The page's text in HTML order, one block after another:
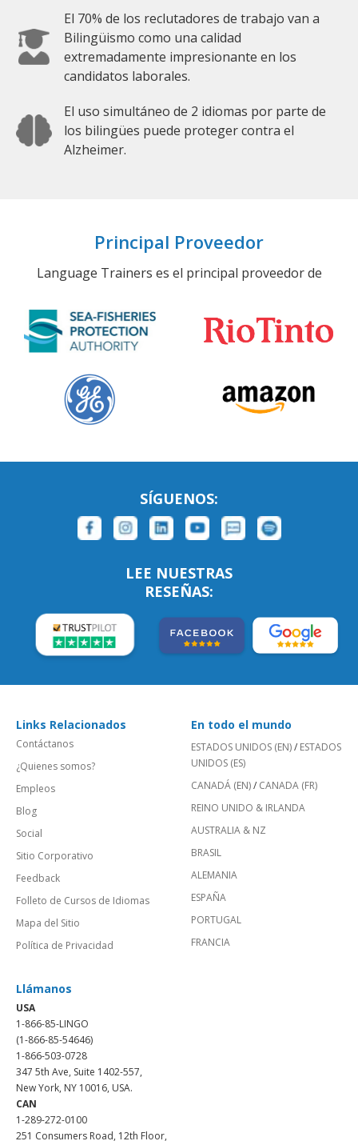
El 70% de los reclutadores de trabajo van a
Bilingüismo como una calidad
extremadamente impresionante en los
candidatos laborales.
El uso simultáneo de 2 idiomas por parte de
los bilingües puede proteger contra el
Alzheimer.
Principal Proveedor
Language Trainers es el principal proveedor de
SÍGUENOS:
LEE NUESTRAS
RESEÑAS:
Links Relacionados
Contáctanos
¿Quienes somos?
Empleos
Blog
Social
Sitio Corporativo
Feedback
Folleto de Cursos de Idiomas
Mapa del Sitio
Política de Privacidad
En todo el mundo
ESTADOS UNIDOS (EN)/ ESTADOS
UNIDOS (ES)
CANADÁ (EN)/ CANADA (FR)
REINO UNIDO & IRLANDA
AUSTRALIA & NZ
BRASIL
ALEMANIA
ESPAÑA
PORTUGAL
FRANCIA
Llámanos
USA
1-866-85-LINGO
(1-866-85-54646)
1-866-503-0728
347 5th Ave, Suite 1402-557,
New York, NY 10016, USA.
CAN
1-289-272-0100
251 Consumers Road, 12th Floor,